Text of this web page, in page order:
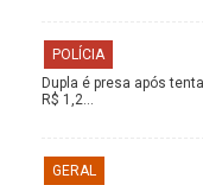
POLÍCIA
Dupla é presa após
R$ 1,2…
GERAL